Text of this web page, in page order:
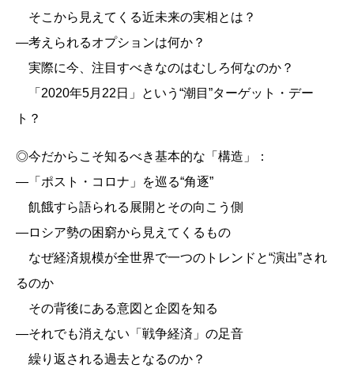
そこから見えてくる近未来の実相とは？
―考えられるオプションは何か？
実際に今、注目すべきなのはむしろ何なのか？
「2020年5月22日」という“潮目”ターゲット・デー
ト？
◎今だからこそ知るべき基本的な「構造」：
―「ポスト・コロナ」を巡る“角逐”
飢餓すら語られる展開とその向こう側
―ロシア勢の困窮から見えてくるもの
なぜ経済規模が全世界で一つのトレンドと“演出”され
るのか
その背後にある意図と企図を知る
―それでも消えない「戦争経済」の足音
繰り返される過去となるのか？